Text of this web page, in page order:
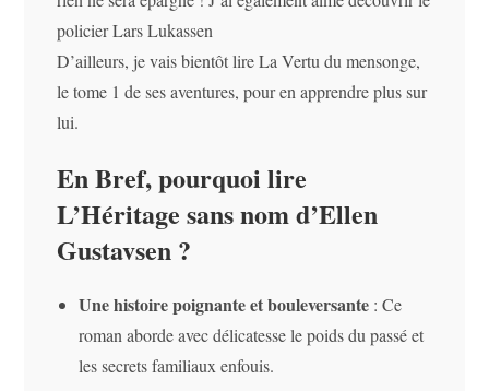
policier Lars Lukassen
D’ailleurs, je vais bientôt lire La Vertu du mensonge,
le tome 1 de ses aventures, pour en apprendre plus sur
lui.
En Bref, pourquoi lire
L’Héritage sans nom d’Ellen
Gustavsen ?
Une histoire poignante et bouleversante : Ce
roman aborde avec délicatesse le poids du passé et
les secrets familiaux enfouis.